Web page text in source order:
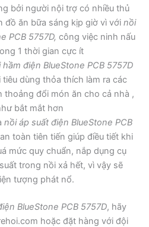
bởi người nội trợ có nhiều thủ
đồ ăn bữa sáng kịp giờ vì với nồi
PCB 5757D, công việc ninh nấu
1 thời gian cực ít
hầm điện BlueStone PCB 5757D
dùng thỏa thích làm ra các
thoảng đổi món ăn cho cả nhà ,
bắt mắt hơn
nồi áp suất điện BlueStone PCB
toàn tiên tiến giúp điều tiết khi
mức quy chuẩn, nắp dụng cụ
trong nồi xả hết, vì vậy sẽ
tượng phát nổ.
BlueStone PCB 5757D, hãy
hoặc đặt hàng với đội